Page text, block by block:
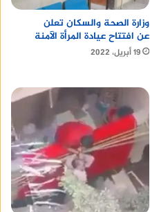
وزارة الصحة والسكان تعلن
عن افتتاح عيادة المرأة الآمنة
19 أبريل، 2022